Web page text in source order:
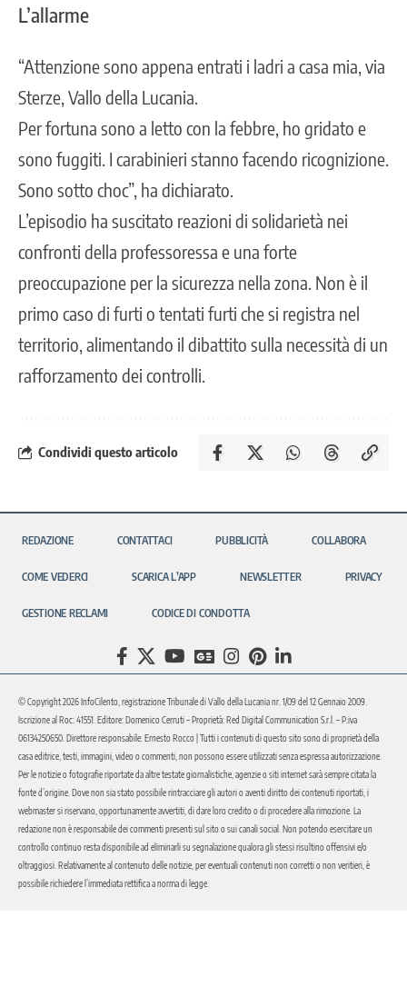
L’allarme
“Attenzione sono appena entrati i ladri a casa mia, via
Sterze, Vallo della Lucania.
Per fortuna sono a letto con la febbre, ho gridato e
sono fuggiti. I carabinieri stanno facendo ricognizione.
Sono sotto choc”, ha dichiarato.
L’episodio ha suscitato reazioni di solidarietà nei
confronti della professoressa e una forte
preoccupazione per la sicurezza nella zona. Non è il
primo caso di furti o tentati furti che si registra nel
territorio, alimentando il dibattito sulla necessità di un
rafforzamento dei controlli.
Condividi questo articolo
REDAZIONE CONTATTACI PUBBLICITÀ COLLABORA
COME VEDERCI SCARICA L’APP NEWSLETTER PRIVACY
GESTIONE RECLAMI CODICE DI CONDOTTA
© Copyright 2026 InfoCilento, registrazione Tribunale di Vallo della Lucania nr. 1/09 del 12 Gennaio 2009.
Iscrizione al Roc: 41551. Editore: Domenico Cerruti – Proprietà: Red Digital Communication S.r.l. – P.iva
06134250650. Direttore responsabile: Ernesto Rocco | Tutti i contenuti di questo sito sono di proprietà della
casa editrice, testi, immagini, video o commenti, non possono essere utilizzati senza espressa autorizzazione.
Per le notizie o fotografie riportate da altre testate giornalistiche, agenzie o siti internet sarà sempre citata la
fonte d’origine. Dove non sia stato possibile rintracciare gli autori o aventi diritto dei contenuti riportati, i
webmaster si riservano, opportunamente avvertiti, di dare loro credito o di procedere alla rimozione. La
redazione non è responsabile dei commenti presenti sul sito o sui canali social. Non potendo esercitare un
controllo continuo resta disponibile ad eliminarli su segnalazione qualora gli stessi risultino offensivi e/o
oltraggiosi. Relativamente al contenuto delle notizie, per eventuali contenuti non corretti o non veritieri, è
possibile richiedere l’immediata rettifica a norma di legge.